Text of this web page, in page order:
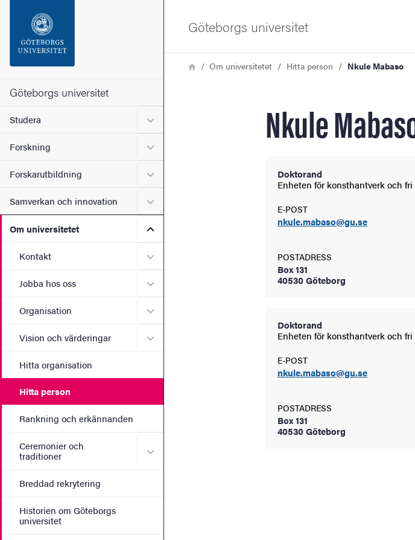
Sidfoten
Om webbplatsen
Göteborgs universitet
Studera Undermeny för Studera
Forskning Undermeny för Forskning
Forskarutbildning Undermeny för Forskarutbildning
Samverkan och innovation Undermeny för Samverkan och innovation
Om universitetet Undermeny för Om universitetet
Kontakt Undermeny för Kontakt
Jobba hos oss Undermeny för Jobba hos oss
Organisation Undermeny för Organisation
Vision och värderingar Undermeny för Vision och värderingar
Hitta organisation
Hitta person
Rankning och erkännanden
Ceremonier och
traditioner
Undermeny för Ceremonier och traditioner
Breddad rekrytering
Historien om Göteborgs
universitet
Göteborgs universitet
LänkstigHemOm universitetet Hitta person Nkule Mabaso
Nkule
Doktorand
Enheten för konsthantverk och fri
E-POST
nkule.mabaso@gu.se
POSTADRESS
Box 131
40530 Göteborg
Doktorand
Enheten för konsthantverk och fri
E-POST
nkule.mabaso@gu.se
POSTADRESS
Box 131
40530 Göteborg